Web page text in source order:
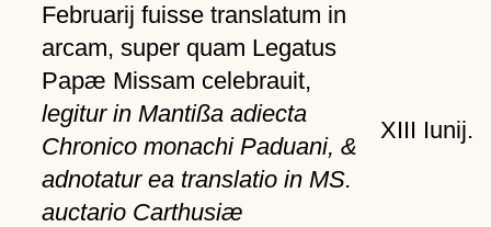
Februarij fuisse translatum in
arcam, super quam Legatus
Papæ Missam celebrauit,
legitur in Mantißa adiecta
Chronico monachi Paduani, &
adnotatur ea translatio in MS.
auctario Carthusiæ
XIII Iunij.